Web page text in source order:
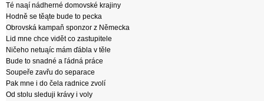
Té naąí nádherné domovské krajiny
Hodně se těąte bude to pecka
Obrovská kampaň sponzor z Německa
Lid mne chce vidět co zastupitele
Ničeho netuąíc mám ďábla v těle
Bude to snadné a ľádná práce
Soupeře zavřu do separace
Pak mne i do čela radnice zvolí
Od stolu sleduji krávy i voly